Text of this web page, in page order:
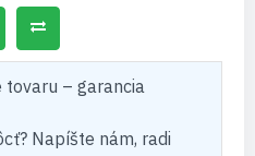
– garancia
Napíšte nám, radi